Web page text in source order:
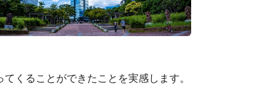
くることができたことを実感します。